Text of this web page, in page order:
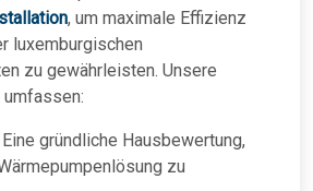
, um maximale Effizienz
luxemburgischen
zu gewährleisten. Unsere
Eine gründliche Hausbewertung,
zu